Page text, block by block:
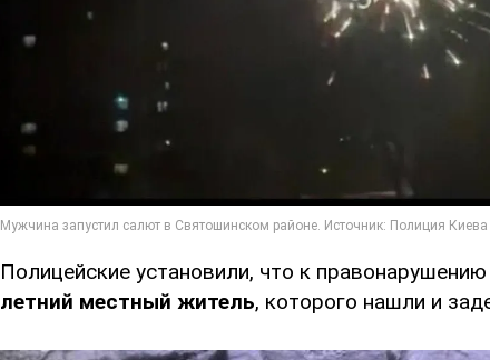
Полицейские установили, что к правонарушению
летний местный житель, которого нашли и